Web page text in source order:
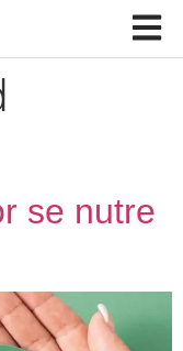
se nutre